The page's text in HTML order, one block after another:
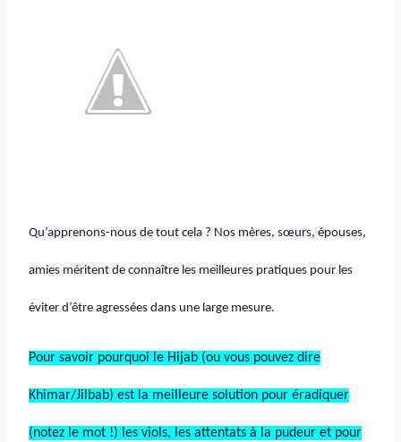
Qu’apprenons-nous de tout cela ? Nos mères, sœurs, épouses,
amies méritent de connaître les meilleures pratiques pour les
éviter d’être agressées dans une large mesure.
Pour savoir pourquoi le Hijab (ou vous pouvez dire
Khimar/Jilbab) est la meilleure solution pour éradiquer
(notez le mot !) les viols, les attentats à la pudeur et pour